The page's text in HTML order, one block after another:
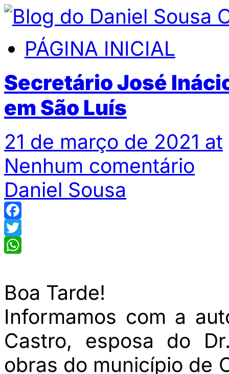
PÁGINA INICIAL
Secretário José
em São Luís
21 de março de 2021 at
Nenhum comentário
Daniel Sousa
Facebook
Twitter
Boa Tarde!
Informamos com a
Castro, esposa do
obras do município de